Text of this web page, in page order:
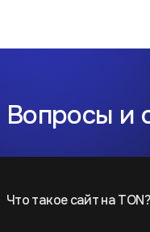
Вопросы и
Что такое сайт на TON?